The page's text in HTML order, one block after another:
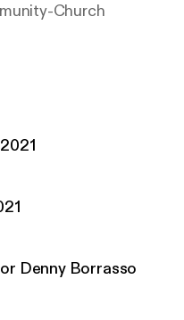
Church
Denny Borrasso